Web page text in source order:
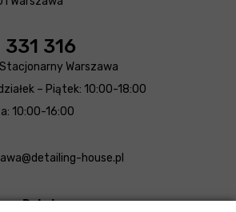
331 316
Warszawa
– Piątek: 10:00-18:00
10:00-16:00
house.pl
Rekcin